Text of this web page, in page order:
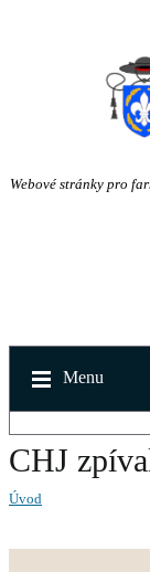
Webové stránky pro
Menu
CHJ
Úvod